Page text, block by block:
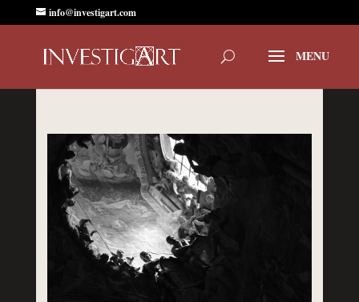
info@investigart.com